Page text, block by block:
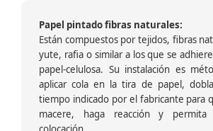
Papel pintado fibras naturales:
Están compuestos por tejidos, fibras
yute, rafia o similar a los que se
papel-celulosa. Su instalación es
aplicar cola en la tira de papel,
tiempo indicado por el fabricante para
macere, haga reacción y